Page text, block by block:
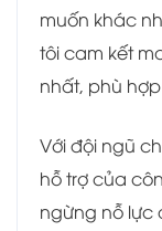
muốn khác
tôi cam kết
nhất, phù
Với đội ngũ
hỗ trợ của
ngừng nỗ lực